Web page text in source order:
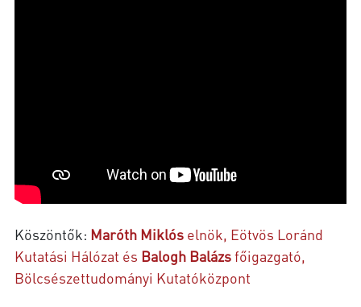
Köszöntők: Maróth Miklós elnök, Eötvös Loránd
Kutatási Hálózat és Balogh Balázsfőigazgató,
Bölcsészettudományi Kutatóközpont